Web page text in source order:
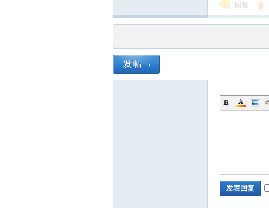
品
回复
发表回复